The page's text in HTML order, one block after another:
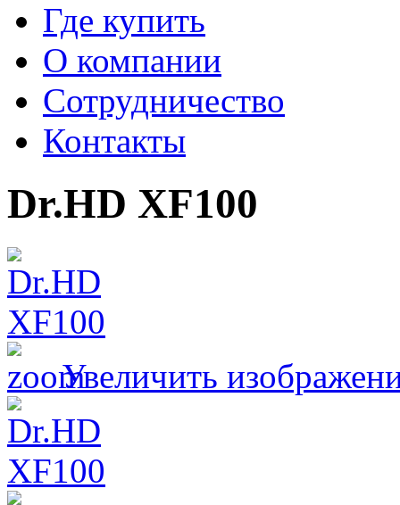
Где купить
О компании
Сотрудничество
Контакты
Dr.HD XF100
Увеличить